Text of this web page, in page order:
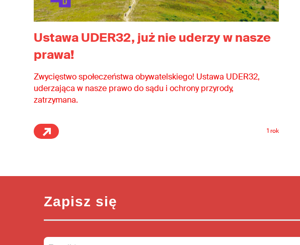
Ustawa UDER32, już nie uderzy w nasze
prawa!
Zwycięstwo społeczeństwa obywatelskiego! Ustawa UDER32,
uderzająca w nasze prawo do sądu i ochrony przyrody,
zatrzymana.
1 rok
Zapisz się